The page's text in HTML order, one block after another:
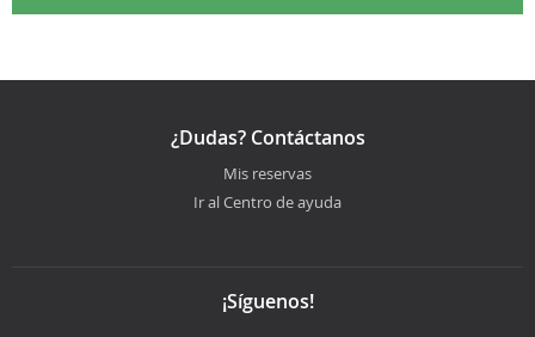
¿Dudas? Contáctanos
Mis reservas
Ir al Centro de ayuda
¡Síguenos!